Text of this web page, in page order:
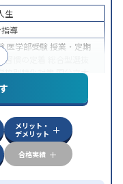
生
導
医学部受験 授業・定期
習慣の定着
校別特化対策国公立大
英語・英会話特化
振替可能 不登校生に対
受講可能季節講習の
メリット・
デメリット
合格実績